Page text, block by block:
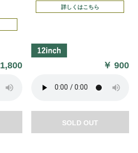
1,800
詳しくはこちら
￥900
SOLD OUT